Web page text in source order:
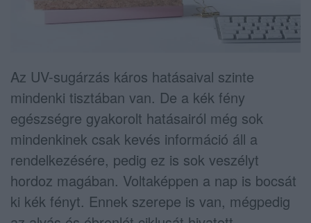
Az UV-sugárzás káros hatásaival szinte
mindenki tisztában van. De a kék fény
egészségre gyakorolt hatásairól még sok
mindenkinek csak kevés információ áll a
rendelkezésére, pedig ez is sok veszélyt
hordoz magában. Voltaképpen a nap is bocsát
ki kék fényt. Ennek szerepe is van, mégpedig